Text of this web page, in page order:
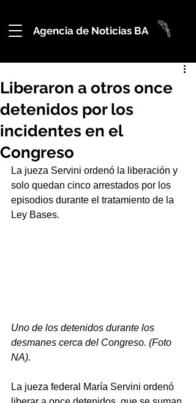
Agencia de Noticias BA
Liberaron a otros once
detenidos por los
incidentes en el
Congreso
La jueza Servini ordenó la liberación y
solo quedan cinco arrestados por los
episodios durante el tratamiento de la
Ley Bases.
Uno de los detenidos durante los
desmanes cerca del Congreso. (Foto
NA).
La jueza federal María Servini ordenó